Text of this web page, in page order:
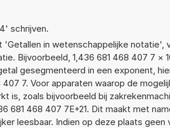
schrijven.
'Getallen in wetenschappelijke notatie',
Bijvoorbeeld, 1,436 681 468 407 7 ×
gesegmenteerd in een exponent,
7. Voor apparaten waarop de
is, zoals bijvoorbeeld bij
681 468 407 7E+21. Dit maakt met
leesbaar. Indien op deze plaats geen